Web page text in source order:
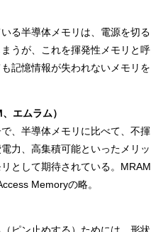
る半導体メモリは、電源を切る
うが、これを揮発性メモリと呼
記憶情報が失われないメモリを
エムラム）
、半導体メモリに比べて、不揮
力、高集積可能といったメリッ
として期待されている。MRAM
Memoryの略。